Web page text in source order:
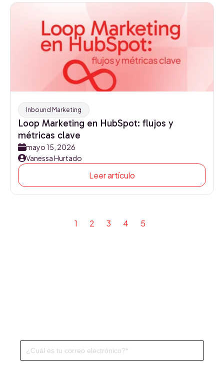
Inbound Marketing
Loop Marketing en HubSpot: flujos y
métricas clave
mayo 15, 2026
Vanessa Hurtado
Leer artículo
1 2 3 4 5